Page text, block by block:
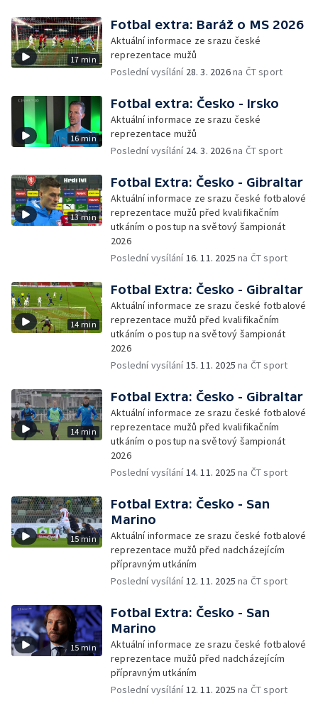
17 min
Fotbal extra: Baráž o MS 2026
Aktuální informace ze srazu české
reprezentace mužů
Poslední vysílání 28. 3. 2026na ČT sport
16 min
Fotbal extra: Česko - Irsko
Aktuální informace ze srazu české
reprezentace mužů
Poslední vysílání 24. 3. 2026na ČT sport
13 min
Fotbal Extra: Česko - Gibraltar
Aktuální informace ze srazu české fotbalové
reprezentace mužů před kvalifikačním
utkáním o postup na světový šampionát
2026
Poslední vysílání16. 11. 2025 na ČT sport
14 min
Fotbal Extra: Česko - Gibraltar
Aktuální informace ze srazu české fotbalové
reprezentace mužů před kvalifikačním
utkáním o postup na světový šampionát
2026
Poslední vysílání15. 11. 2025 na ČT sport
14 min
Fotbal Extra: Česko - Gibraltar
Aktuální informace ze srazu české fotbalové
reprezentace mužů před kvalifikačním
utkáním o postup na světový šampionát
2026
Poslední vysílání14. 11. 2025 na ČT sport
15 min
Fotbal Extra: Česko - San
Marino
Aktuální informace ze srazu české fotbalové
reprezentace mužů před nadcházejícím
přípravným utkáním
Poslední vysílání12. 11. 2025 na ČT sport
15 min
Fotbal Extra: Česko - San
Marino
Aktuální informace ze srazu české fotbalové
reprezentace mužů před nadcházejícím
přípravným utkáním
Poslední vysílání12. 11. 2025 na ČT sport